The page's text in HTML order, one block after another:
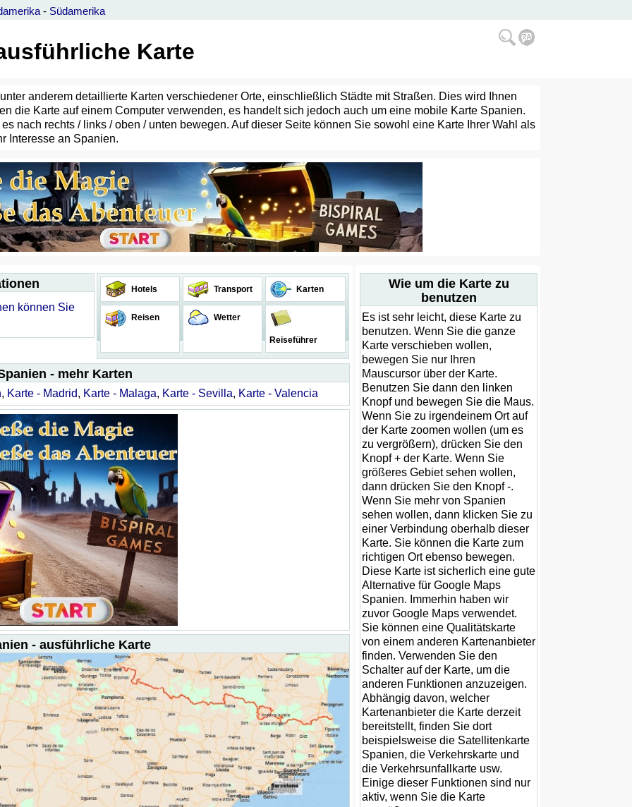
- Südamerika
Karte
anderem detaillierte Karten verschiedener Orte, einschließlich Städte mit Straßen. Dies wird Ihnen
die Karte auf einem Computer verwenden, es handelt sich jedoch auch um eine mobile Karte Spanien.
nach rechts / links / oben / unten bewegen. Auf dieser Seite können Sie sowohl eine Karte Ihrer Wahl als
Interesse an Spanien.
können Sie
Hotels Transport Karten
Reisen Wetter
Reiseführer
- mehr Karten
, Karte - Madrid, Karte - Malaga, Karte - Sevilla, Karte - Valencia
- ausführliche Karte
Wie um die Karte zu
benutzen
Es ist sehr leicht, diese Karte zu
benutzen. Wenn Sie die ganze
Karte verschieben wollen,
bewegen Sie nur Ihren
Mauscursor über der Karte.
Benutzen Sie dann den linken
Knopf und bewegen Sie die Maus.
Wenn Sie zu irgendeinem Ort auf
der Karte zoomen wollen (um es
zu vergrößern), drücken Sie den
Knopf + der Karte. Wenn Sie
größeres Gebiet sehen wollen,
dann drücken Sie den Knopf -.
Wenn Sie mehr von Spanien
sehen wollen, dann klicken Sie zu
einer Verbindung oberhalb dieser
Karte. Sie können die Karte zum
richtigen Ort ebenso bewegen.
Diese Karte ist sicherlich eine gute
Alternative für Google Maps
Spanien. Immerhin haben wir
zuvor Google Maps verwendet.
Sie können eine Qualitätskarte
von einem anderen Kartenanbieter
finden. Verwenden Sie den
Schalter auf der Karte, um die
anderen Funktionen anzuzeigen.
Abhängig davon, welcher
Kartenanbieter die Karte derzeit
bereitstellt, finden Sie dort
beispielsweise die Satellitenkarte
Spanien, die Verkehrskarte und
die Verkehrsunfallkarte usw.
Einige dieser Funktionen sind nur
aktiv, wenn Sie die Karte